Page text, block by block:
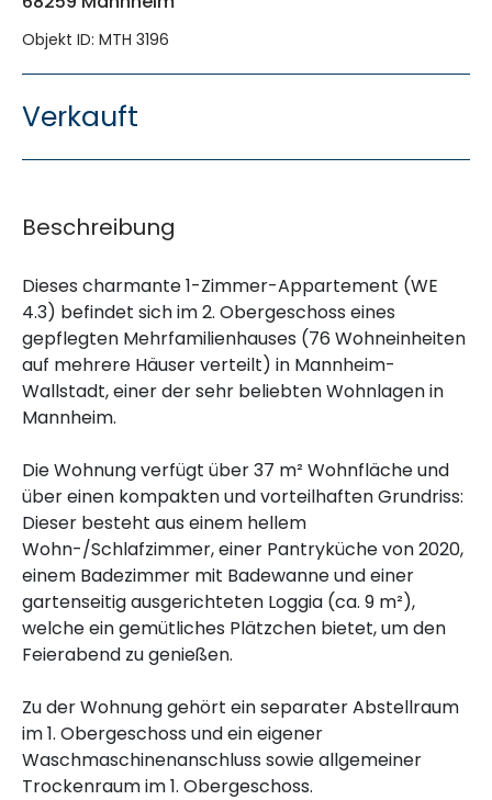
Objekt ID: MTH 3196
Verkauft
Beschreibung
Dieses charmante 1-Zimmer-Appartement (WE
4.3) befindet sich im 2. Obergeschoss eines
gepflegten Mehrfamilienhauses (76 Wohneinheiten
auf mehrere Häuser verteilt) in Mannheim-
Wallstadt, einer der sehr beliebten Wohnlagen in
Mannheim.
Die Wohnung verfügt über 37 m² Wohnfläche und
über einen kompakten und vorteilhaften Grundriss:
Dieser besteht aus einem hellem
Wohn-/Schlafzimmer, einer Pantryküche von 2020,
einem Badezimmer mit Badewanne und einer
gartenseitig ausgerichteten Loggia (ca. 9 m²),
welche ein gemütliches Plätzchen bietet, um den
Feierabend zu genießen.
Zu der Wohnung gehört ein separater Abstellraum
im 1. Obergeschoss und ein eigener
Waschmaschinenanschluss sowie allgemeiner
Trockenraum im 1. Obergeschoss.